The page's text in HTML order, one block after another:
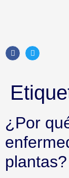
¿Por
plantas?